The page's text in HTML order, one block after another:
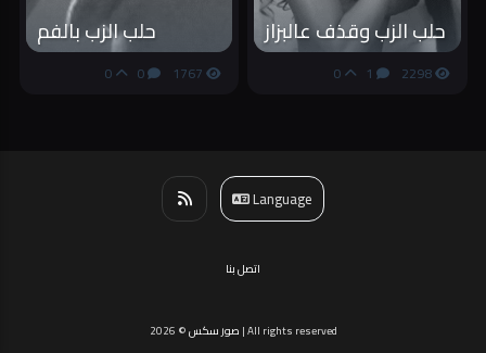
حلب الزب وقذف عالبزاز
2298
0
حلب الزب بالفم
0
0
Language
اتصل بنا
2026 ©صور سكس | All rights reserved